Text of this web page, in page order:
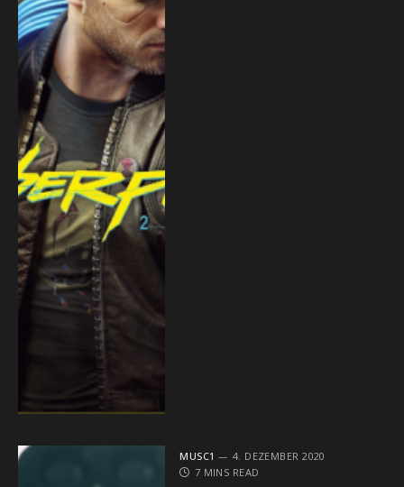
MUSC1
4. DEZEMBER 2020
7 MINS READ